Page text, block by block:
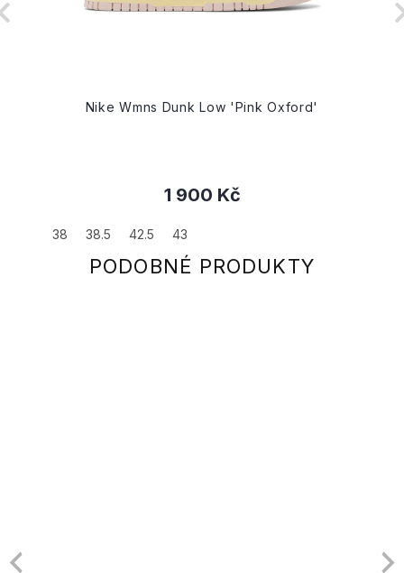
Nike Wmns Dunk Low 'Pink Oxford'
1 900 Kč
38 38.5 42.5 43